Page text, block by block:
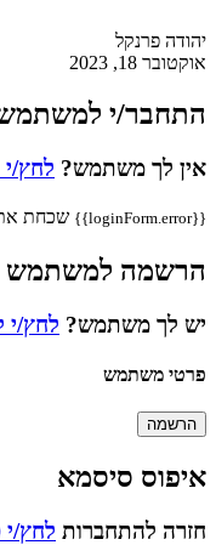
יהודה פרנקל
אוקטובר 18, 2023
התחבר/י
אין לך משתמש? לחץ/
{{loginForm.error}} שכחת
הרשמה למשתמש
יש לך משתמש? לחץ/י
פרטי משתמש
הרשמה
איפוס סיסמא
חזרה להתחברות לחץ/י